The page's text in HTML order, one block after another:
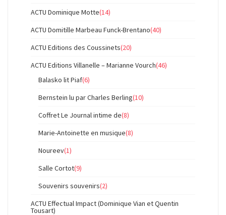
ACTU Dominique Motte(14)
ACTU Domitille Marbeau Funck-Brentano(40)
ACTU Editions des Coussinets(20)
ACTU Editions Villanelle – Marianne Vourch(46)
Balasko lit Piaf(6)
Bernstein lu par Charles Berling(10)
Coffret Le Journal intime de(8)
Marie-Antoinette en musique(8)
Noureev(1)
Salle Cortot(9)
Souvenirs souvenirs(2)
ACTU Effectual Impact (Dominique Vian et Quentin
Tousart)